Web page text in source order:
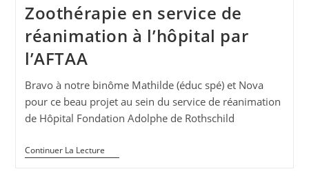
Zoothérapie en service de
réanimation à l’hôpital par
l’AFTAA
Bravo à notre binôme Mathilde (éduc spé) et Nova
pour ce beau projet au sein du service de réanimation
de Hôpital Fondation Adolphe de Rothschild
Continuer La LectureZoothérapie
En